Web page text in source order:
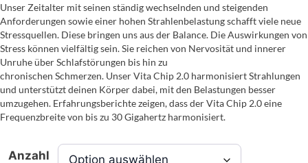
Unser Zeitalter mit seinen ständig wechselnden und steigenden
Anforderungen sowie einer hohen Strahlenbelastung schafft viele neue
Stressquellen. Diese bringen uns aus der Balance. Die Auswirkungen von
Stress können vielfältig sein. Sie reichen von Nervosität und innerer
Unruhe über Schlafstörungen bis hin zu
chronischen Schmerzen. Unser Vita Chip 2.0 harmonisiert Strahlungen
und unterstützt deinen Körper dabei, mit den Belastungen besser
umzugehen. Erfahrungsberichte zeigen, dass der Vita Chip 2.0 eine
Frequenzbreite von bis zu 30 Gigahertz harmonisiert.
Anzahl